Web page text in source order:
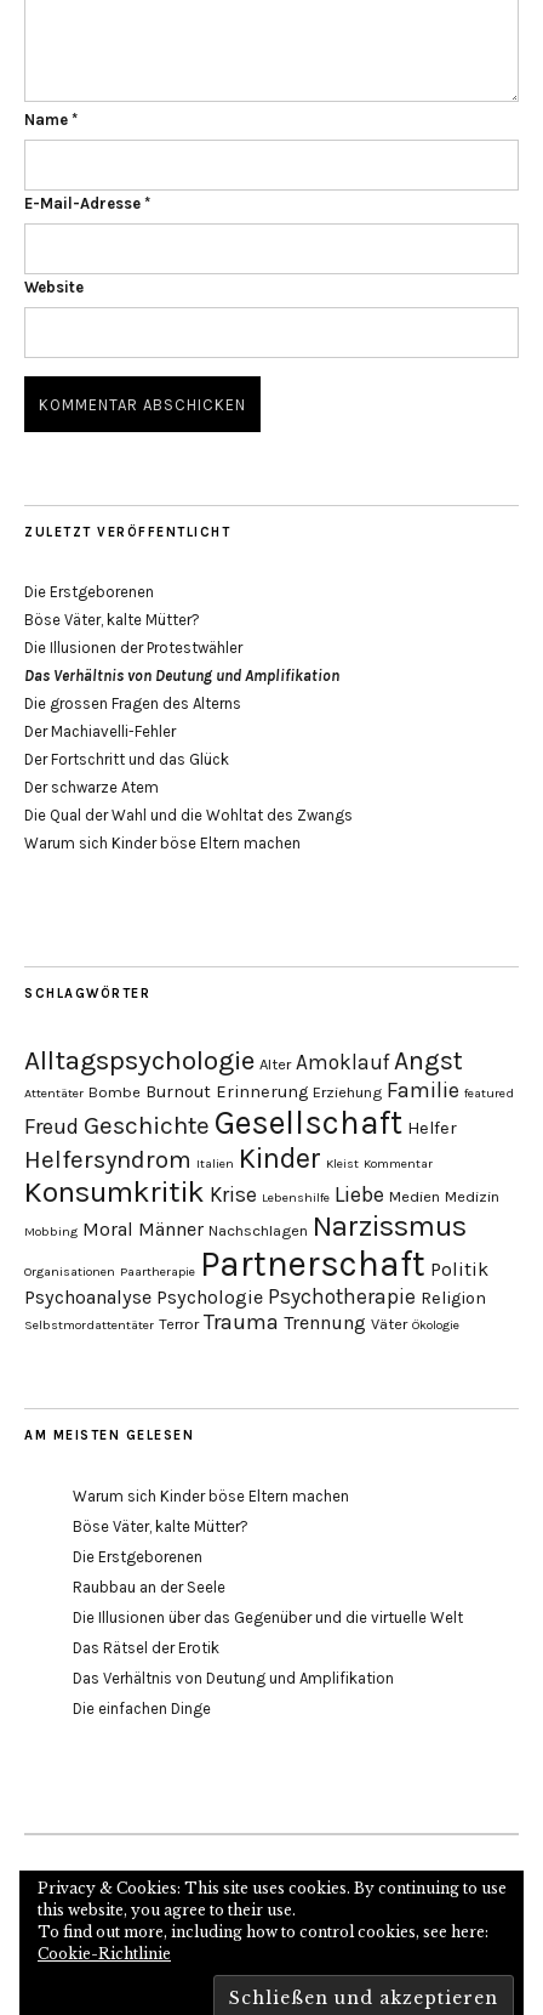
Name *
E-Mail-Adresse *
Website
ZULETZT VERÖFFENTLICHT
Die Erstgeborenen
Böse Väter, kalte Mütter?
Die Illusionen der Protestwähler
Das Verhältnis von Deutung und Amplifikation
Die grossen Fragen des Alterns
Der Machiavelli-Fehler
Der Fortschritt und das Glück
Der schwarze Atem
Die Qual der Wahl und die Wohltat des Zwangs
Warum sich Kinder böse Eltern machen
SCHLAGWÖRTER
Alltagspsychologie Alter Amoklauf Angst
Attentäter Bombe Burnout Erinnerung Erziehung Familie featured
Freud Geschichte Gesellschaft Helfer
Helfersyndrom Italien Kinder Kleist Kommentar
Konsumkritik Krise Lebenshilfe Liebe Medien Medizin
Mobbing Moral Männer Nachschlagen Narzissmus
Organisationen Paartherapie Partnerschaft Politik
Psychoanalyse Psychologie Psychotherapie Religion
Selbstmordattentäter Terror Trauma Trennung Väter Ökologie
AM MEISTEN GELESEN
Warum sich Kinder böse Eltern machen
Böse Väter, kalte Mütter?
Die Erstgeborenen
Raubbau an der Seele
Die Illusionen über das Gegenüber und die virtuelle Welt
Das Rätsel der Erotik
Das Verhältnis von Deutung und Amplifikation
Die einfachen Dinge
Internetseite des Autors und Psychoanalytikers
Proudly powered byWordPress
Theme: Zuki vonElmastudio
Privacy & Cookies: This site uses cookies. By continuing to use
this website, you agree to their use.
To find out more, including how to control cookies, see here:
Cookie-Richtlinie